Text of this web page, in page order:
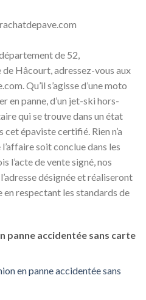
de 52,
Hâcourt, adressez-vous aux
Qu’il s’agisse d’une moto
en panne, d’un jet-ski hors-
qui se trouve dans un état
épaviste certifié. Rien n’a
soit conclue dans les
l’acte de vente signé, nos
désignée et réaliseront
en respectant les standards de
panne accidentée sans carte
en panne accidentée sans